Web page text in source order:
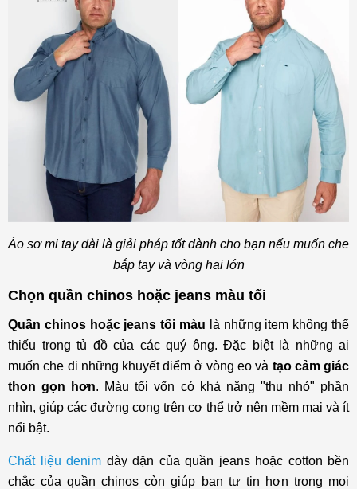
Áo sơ mi tay dài là giải pháp tốt dành cho bạn nếu muốn che
bắp tay và vòng hai lớn
Chọn quần chinos hoặc jeans màu tối
Quần chinos hoặc jeans tối màu là những item không thể
thiếu trong tủ đồ của các quý ông. Đặc biệt là những ai
muốn che đi những khuyết điểm ở vòng eo và tạo cảm giác
thon gọn hơn. Màu tối vốn có khả năng "thu nhỏ" phần
nhìn, giúp các đường cong trên cơ thể trở nên mềm mại và ít
nổi bật.
Chất liệu denim dày dặn của quần jeans hoặc cotton bền
chắc của quần chinos còn giúp bạn tự tin hơn trong mọi